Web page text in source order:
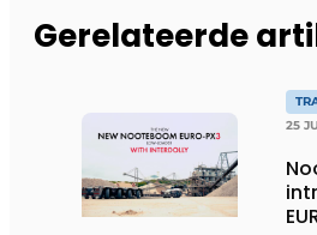
Gerelateerde
25